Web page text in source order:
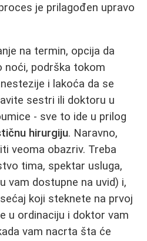
je prilagođen upravo
na termin, opcija da
noći, podrška tokom
i lakoća da se
sestri ili doktoru u
- sve to ide u prilog
hirurgiju. Naravno,
veoma obazriv. Treba
tima, spektar usluga,
vam dostupne na uvid) i,
koji steknete na prvoj
u ordinaciju i doktor vam
vam nacrta šta će